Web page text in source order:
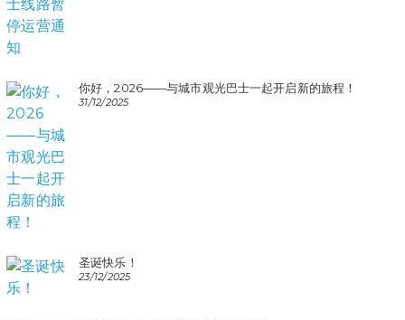
你好，2026——与城市观光巴士一起开启新的旅程！
31/12/2025
圣诞快乐！
23/12/2025